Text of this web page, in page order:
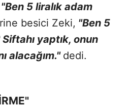
"Ben 5 liralık adam
besici Zeki, "Ben 5
Siftahı yaptık, onun
alacağım." dedi.